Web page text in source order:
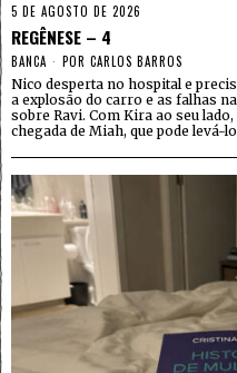
5 DE AGOSTO DE 2026
REGÊNESE – 4
BANCA POR CARLOS BARROS
Nico desperta no hospital e
a explosão do carro e as falhas
sobre Ravi. Com Kira ao seu
chegada de Miah, que pode levá-